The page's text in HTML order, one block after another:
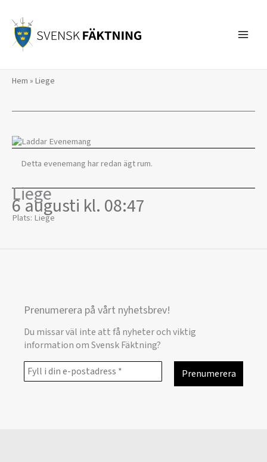
innehåll
Hem » Liege
Detta evenemang har redan ägt rum.
Liege
6 augusti kl. 08:47
Plats: Liege
Prenumerera på vårt nyhetsbrev!
Du missar väl inte att få nyheter och viktig
information om Svensk Fäktning?